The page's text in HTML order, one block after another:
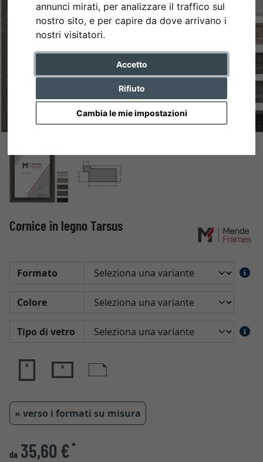
annunci mirati, per analizzare il traffico sul
nostro sito, e per capire da dove arrivano i
nostri visitatori.
Accetto
Rifiuto
Cambia le mie impostazioni
Indietro
Cornice in legno Tarsus
Formato
Colore
Tipo di vetro
» verso i formati su misura
da 35,60 €*